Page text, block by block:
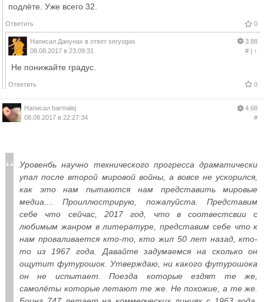
подлёте. Уже всего 32.
Ответить 0
Написал Данунах в ответ seryogas
08.08.2017 в 23:09:31
3.88
#| ↑
Не понижайте градус.
Ответить 0
Написал barmalej
08.08.2017 в 22:27:34
4.68
#
Уровенбь научно технического прогресса драматически
упал после второй мировой войны, а вовсе не ускорился,
как это нам пытаются нам представить мировые
медиа.... Проиллюстрирую, пожалуйста. Представим
себе что сейчас, 2017 год, что в соотвестсвии с
любимым жанром в литературе, представим себе что к
нам проваливается кто-то, кто жил 50 лет назад, кто-
то из 1967 года. Давайте задумаемся на сколько он
ощутит футурошок. Утверждаю, ни какого футурошока
он не испытает. Поезда которые ездят те же,
самолёты которые летают те же. Не похожие, а те же.